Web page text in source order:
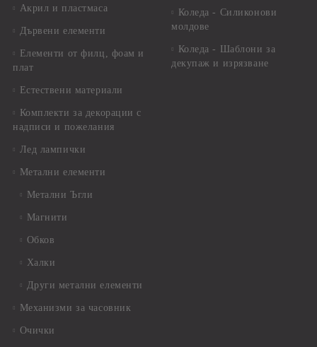
Акрил и пластмаса
Дървени елементи
Елементи от филц, фоам и
плат
Естествени материали
Комплекти за декорации с
надписи и пожелания
Лед лампички
Метални елементи
Метални Ъгли
Магнити
Обков
Халки
Други метални елементи
Механизми за часовник
Очички
Коледа - Силиконови
молдове
Коледа - Шаблони за
декупаж и изрязване